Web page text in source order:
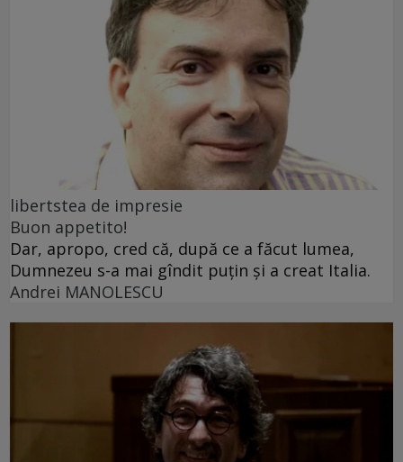
libertstea de impresie
Buon appetito!
Dar, apropo, cred că, după ce a făcut lumea,
Dumnezeu s-a mai gîndit puțin și a creat Italia.
Andrei MANOLESCU